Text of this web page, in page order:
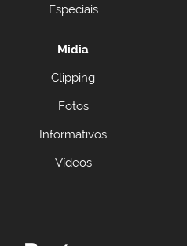
Especiais
Midia
Clipping
Fotos
Informativos
Vídeos